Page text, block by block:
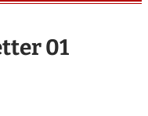
01